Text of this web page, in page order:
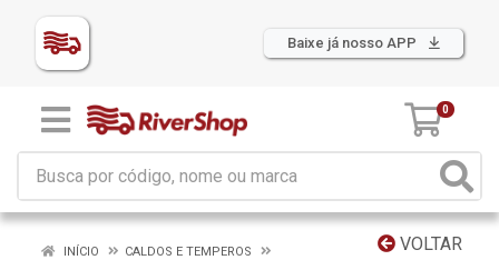
Baixe já nosso APP
0
VOLTAR
INÍCIO
CALDOS E TEMPEROS